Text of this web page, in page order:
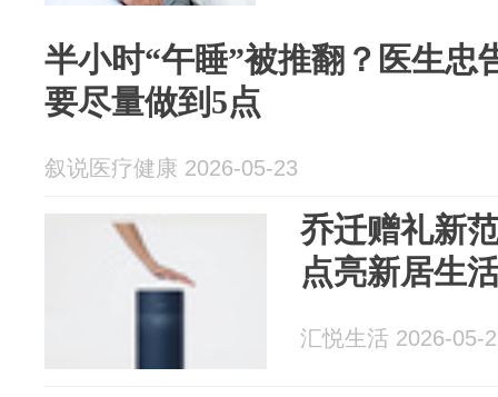
半小时“午睡”被推翻？医生忠
要尽量做到5点
叙说医疗健康 2026-05-23
乔迁赠礼新
点亮新居生
汇悦生活 2026-05-